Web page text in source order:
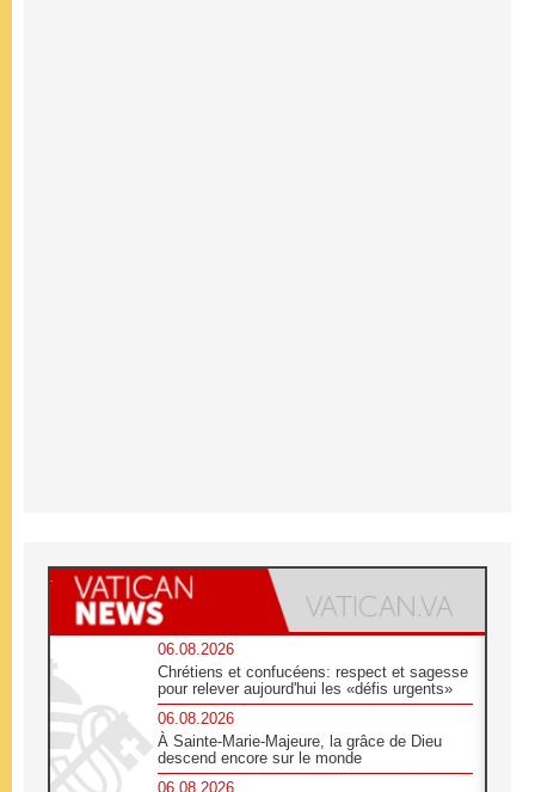
06.08.2026
Chrétiens et confucéens: respect et sagesse
pour relever aujourd'hui les «défis urgents»
06.08.2026
À Sainte-Marie-Majeure, la grâce de Dieu
descend encore sur le monde
06.08.2026